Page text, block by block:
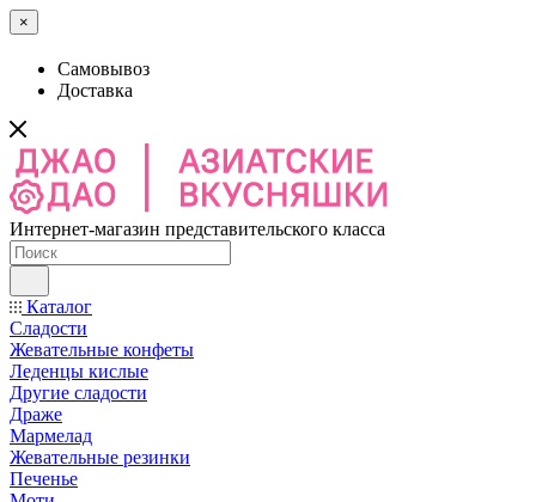
×
Самовывоз
Доставка
Интернет-магазин представительского класса
Каталог
Сладости
Жевательные конфеты
Леденцы кислые
Другие сладости
Драже
Мармелад
Жевательные резинки
Печенье